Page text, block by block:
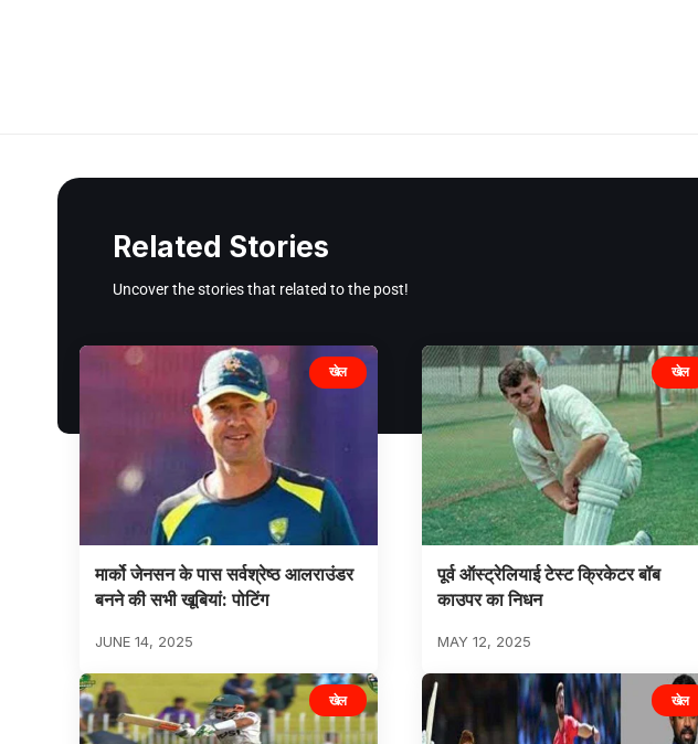
Related Stories
Uncover the stories that related to the post!
खेल
मार्को जेनसन के पास सर्वश्रेष्ठ आलराउंडर
बनने की सभी खूबियां: पोटिंग
JUNE 14, 2025
खेल
पूर्व ऑस्ट्रेलियाई टेस्ट क्रिकेटर बॉब
काउपर का निधन
MAY 12, 2025
खेल खेल